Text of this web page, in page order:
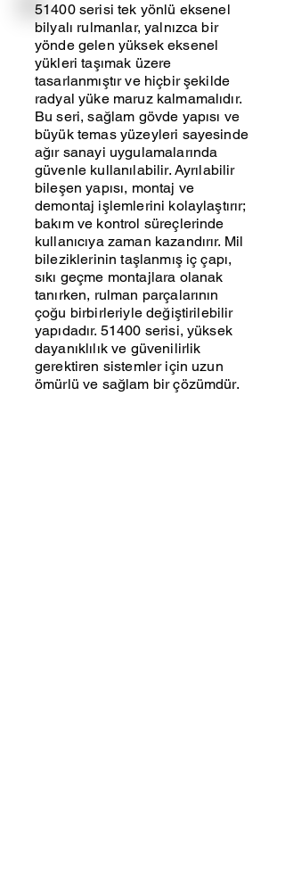
51400 serisi tek yönlü eksenel
bilyalı rulmanlar, yalnızca bir
yönde gelen yüksek eksenel
yükleri taşımak üzere
tasarlanmıştır ve hiçbir şekilde
radyal yüke maruz kalmamalıdır.
Bu seri, sağlam gövde yapısı ve
büyük temas yüzeyleri sayesinde
ağır sanayi uygulamalarında
güvenle kullanılabilir. Ayrılabilir
bileşen yapısı, montaj ve
demontaj işlemlerini kolaylaştırır;
bakım ve kontrol süreçlerinde
kullanıcıya zaman kazandırır. Mil
bileziklerinin taşlanmış iç çapı,
sıkı geçme montajlara olanak
tanırken, rulman parçalarının
çoğu birbirleriyle değiştirilebilir
yapıdadır. 51400 serisi, yüksek
dayanıklılık ve güvenilirlik
gerektiren sistemler için uzun
ömürlü ve sağlam bir çözümdür.